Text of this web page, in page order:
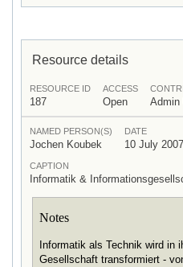
Resource details
RESOURCE ID
187
ACCESS
Open Admin
NAMED PERSON(S)
Jochen Koubek
DATE
10 July 2007
CAPTION
Informatik &
Notes
Informatik als Technik wird in
Gesellschaft transformiert -